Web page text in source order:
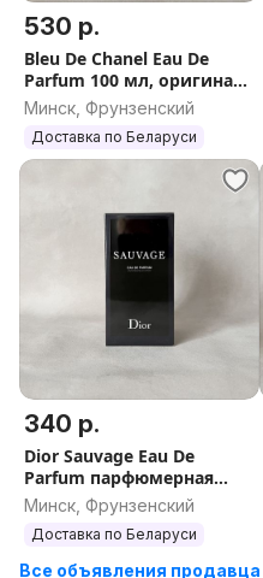
530 р.
Bleu De Chanel Eau De
Parfum 100 мл, оригинал,
Франция
Минск, Фрунзенский
Доставка по Беларуси
340 р.
Dior Sauvage Eau De
Parfum парфюмерная
вода 100 и 60 мл,
оригинал, Франция
Минск, Фрунзенский
Доставка по Беларуси
Все объявления продавца